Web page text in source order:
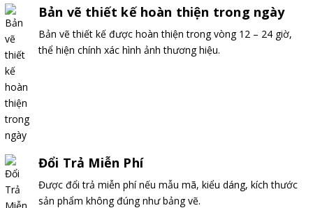
Bản vẽ thiết kế hoàn thiện trong ngày
Bản vẽ thiết kế được hoàn thiện trong vòng 12 – 24 giờ,
thể hiện chính xác hình ảnh thương hiệu.
Đổi Trả Miễn Phí
Được đổi trả miễn phí nếu mẫu mã, kiểu dáng, kích thước
sản phẩm không đúng như bảng vẽ.